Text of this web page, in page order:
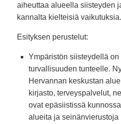
aiheuttaa alueella siisteyden
kannalta kielteisiä vaikutuksia.
Esityksen perustelut:
Ympäristön siisteydellä on
turvallisuuden tunteelle.
Hervannan keskustan
kirjasto, terveyspalvelut,
ovat epäsiistissä
alueita ja seinänvierustoja